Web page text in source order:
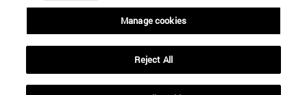
Manage cookies
Reject All